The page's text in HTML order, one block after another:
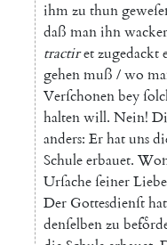
ihmzu thun
daß manihnwacker
tractiretzugedackt
gehenmuß /wo
Verſchonenbey
haltenwill. Nein!
anders: Erhatuns
Schuleerbauet.
UrſacheſeinerLiebe
Der Gottesdienſthat
denſelbenzu